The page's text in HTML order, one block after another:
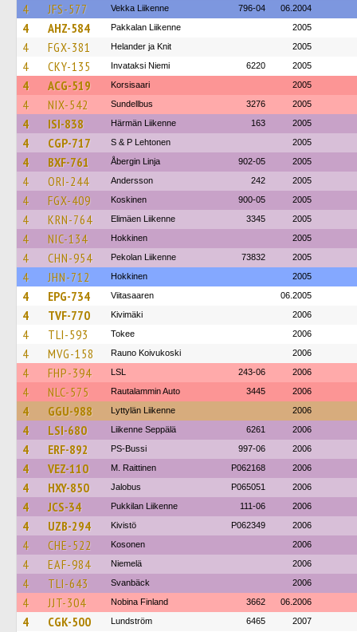
4 JFS-577 Vekka Liikenne 796-04 06.2004
4 AHZ-584 Pakkalan Liikenne 2005
4 FGX-381 Helander ja Knit 2005
4 CKY-135 Invataksi Niemi 6220 2005
4 ACG-519 Korsisaari 2005
4 NIX-542 Sundellbus 3276 2005
4 ISI-838 Härmän Liikenne 163 2005
4 CGP-717 S & P Lehtonen 2005
4 BXF-761 Åbergin Linja 902-05 2005
4 ORI-244 Andersson 242 2005
4 FGX-409 Koskinen 900-05 2005
4 KRN-764 Elimäen Liikenne 3345 2005
4 NIC-134 Hokkinen 2005
4 CHN-954 Pekolan Liikenne 73832 2005
4 JHN-712 Hokkinen 2005
4 EPG-734 Viitasaaren 06.2005
4 TVF-770 Kivimäki 2006
4 TLI-593 Tokee 2006
4 MVG-158 Rauno Koivukoski 2006
4 FHP-394 LSL 243-06 2006
4 NLC-575 Rautalammin Auto 3445 2006
4 GGU-988 Lyttylän Liikenne 2006
4 LSI-680 Liikenne Seppälä 6261 2006
4 ERF-892 PS-Bussi 997-06 2006
4 VEZ-110 M. Raittinen P062168 2006
4 HXY-850 Jalobus P065051 2006
4 JCS-34 Pukkilan Liikenne 111-06 2006
4 UZB-294 Kivistö P062349 2006
4 CHE-522 Kosonen 2006
4 EAF-984 Niemelä 2006
4 TLI-643 Svanbäck 2006
4 JJT-304 Nobina Finland 3662 06.2006
4 CGK-500 Lundström 6465 2007